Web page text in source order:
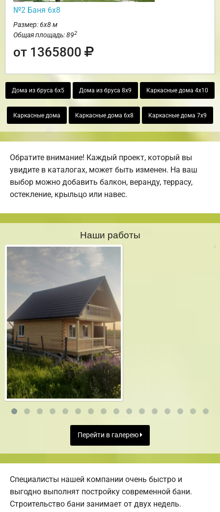
№2 Баня 6х8
Размер: 6х8 м
Общая площадь: 892
от 1365800
Дома из бруса 6х5 Дома из бруса 8х9 Каркасные дома 4х10
Каркасные дома Каркасные дома 6х8 Каркасные дома 7х9
Обратите внимание! Каждый проект, который вы
увидите в каталогах, может быть изменен. На ваш
выбор можно добавить балкон, веранду, террасу,
остекление, крыльцо или навес.
Наши работы
Перейти в галерею
Специалисты нашей компании очень быстро и
выгодно выполнят постройку современной бани.
Строительство бани занимает от двух недель.